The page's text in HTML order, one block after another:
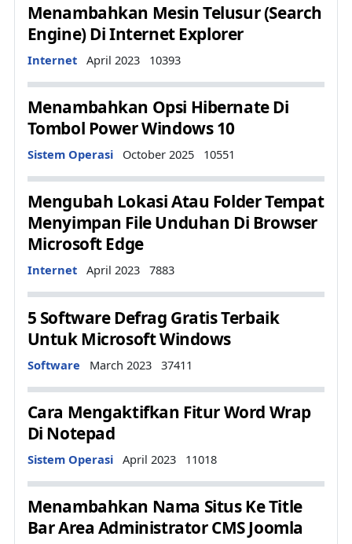
Menambahkan Mesin Telusur (Search
Engine) Di Internet Explorer
Details
Internet April 2023 10393
Menambahkan Opsi Hibernate Di
Tombol Power Windows 10
Details
Sistem Operasi October 2025 10551
Mengubah Lokasi Atau Folder Tempat
Menyimpan File Unduhan Di Browser
Microsoft Edge
Details
Internet April 2023 7883
5 Software Defrag Gratis Terbaik
Untuk Microsoft Windows
Details
Software March 2023 37411
Cara Mengaktifkan Fitur Word Wrap
Di Notepad
Details
Sistem Operasi April 2023 11018
Menambahkan Nama Situs Ke Title
Bar Area Administrator CMS Joomla